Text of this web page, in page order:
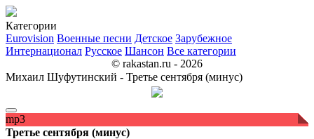
Категории
Eurovision Военные песни Детское Зарубежное
Интернационал Русское Шансон Все категории
© rakastan.ru - 2026
Михаил Шуфутинский - Третье сентября (минус)
mp3
Третье сентября (минус)